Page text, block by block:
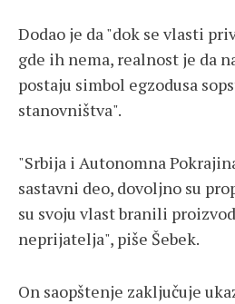
Dodao je da "dok se vlasti
gde ih nema, realnost je da
postaju simbol egzodusa
stanovništva".
"​Srbija i Autonomna
sastavni deo, dovoljno su
su svoju vlast branili
neprijatelja", piše Šebek.
On saopštenje zaključuje